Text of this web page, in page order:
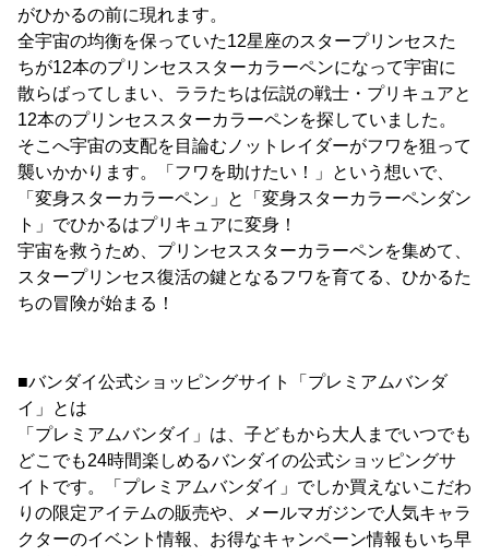
がひかるの前に現れます。
全宇宙の均衡を保っていた12星座のスタープリンセスた
ちが12本のプリンセススターカラーペンになって宇宙に
散らばってしまい、ララたちは伝説の戦士・プリキュアと
12本のプリンセススターカラーペンを探していました。
そこへ宇宙の支配を目論むノットレイダーがフワを狙って
襲いかかります。「フワを助けたい！」という想いで、
「変身スターカラーペン」と「変身スターカラーペンダン
ト」でひかるはプリキュアに変身！
宇宙を救うため、プリンセススターカラーペンを集めて、
スタープリンセス復活の鍵となるフワを育てる、ひかるた
ちの冒険が始まる！
■バンダイ公式ショッピングサイト「プレミアムバンダ
イ」とは
「プレミアムバンダイ」は、子どもから大人までいつでも
どこでも24時間楽しめるバンダイの公式ショッピングサ
イトです。「プレミアムバンダイ」でしか買えないこだわ
りの限定アイテムの販売や、メールマガジンで人気キャラ
クターのイベント情報、お得なキャンペーン情報もいち早